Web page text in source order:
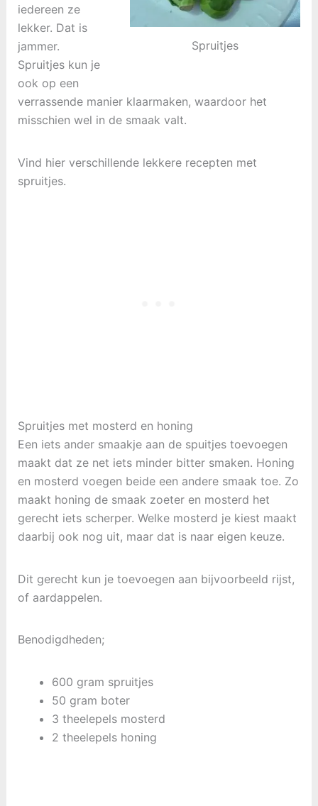
Spruitjes
iedereen ze
lekker. Dat is
jammer.
Spruitjes kun je
ook op een
verrassende manier klaarmaken, waardoor het
misschien wel in de smaak valt.
Vind hier verschillende lekkere recepten met
spruitjes.
Spruitjes met mosterd en honing
Een iets ander smaakje aan de spuitjes toevoegen
maakt dat ze net iets minder bitter smaken. Honing
en mosterd voegen beide een andere smaak toe. Zo
maakt honing de smaak zoeter en mosterd het
gerecht iets scherper. Welke mosterd je kiest maakt
daarbij ook nog uit, maar dat is naar eigen keuze.
Dit gerecht kun je toevoegen aan bijvoorbeeld rijst,
of aardappelen.
Benodigdheden;
600 gram spruitjes
50 gram boter
3 theelepels mosterd
2 theelepels honing